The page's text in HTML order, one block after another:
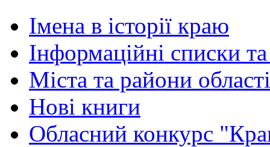
Імена в історії краю
Інформаційні списки
Міста та райони області
Нові книги
Обласний конкурс